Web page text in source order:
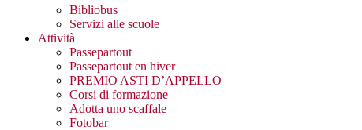
Bibliobus
Servizi alle scuole
Attività
Passepartout
Passepartout en hiver
PREMIO ASTI D’APPELLO
Corsi di formazione
Adotta uno scaffale
Fotobar